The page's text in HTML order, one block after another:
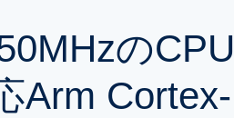
のCPU
Arm Cortex-